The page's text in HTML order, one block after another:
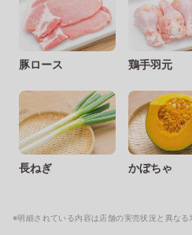
豚ロース 鶏手羽元
長ねぎ かぼちゃ
※明細されている内容は店舗の実売状況と異なる